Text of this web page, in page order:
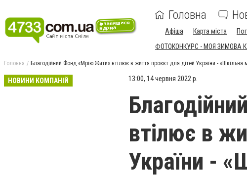
Головна
Афіша Карта міста
ФОТОКОНКУРС - МОЯ ЗИМОВА
Головна Благодійний Фонд «Мрію Жити» втілює в життя проєкт для дітей України - «Шкільна
НОВИНИ КОМПАНІЙ 13:00, 14 червня 2022 р.
втілює в
України -